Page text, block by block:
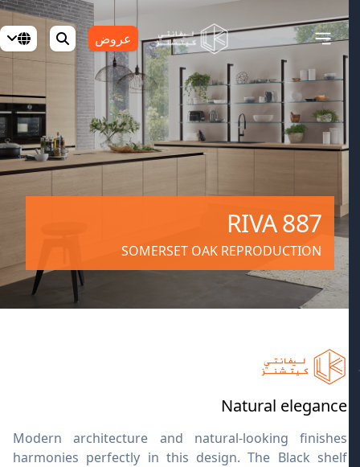
عروض
RIVA 887
SOMERSET OAK REPRODUCTION
Natural elegance
Modern architecture and natural-looking finishes
harmonies perfectly in this design. The Black shelf